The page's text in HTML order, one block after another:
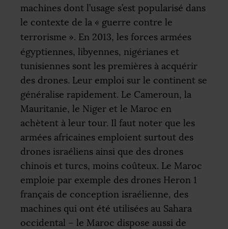
machines dont l’usage s’est popularisé dans
le contexte de la « guerre contre le
terrorisme ». En 2013, les forces armées
égyptiennes, libyennes, nigérianes et
tunisiennes sont les premières à acquérir
des drones. Leur emploi sur le continent se
généralise rapidement. Le Cameroun, la
Mauritanie, le Niger et le Maroc en
achètent à leur tour. Il faut noter que les
armées africaines emploient surtout des
drones israéliens ainsi que des drones
chinois et turcs, moins coûteux. Le Maroc
emploie par exemple des drones Heron 1
français de conception israélienne, des
machines qui ont été utilisées au Sahara
occidental – le Maroc dispose aussi de